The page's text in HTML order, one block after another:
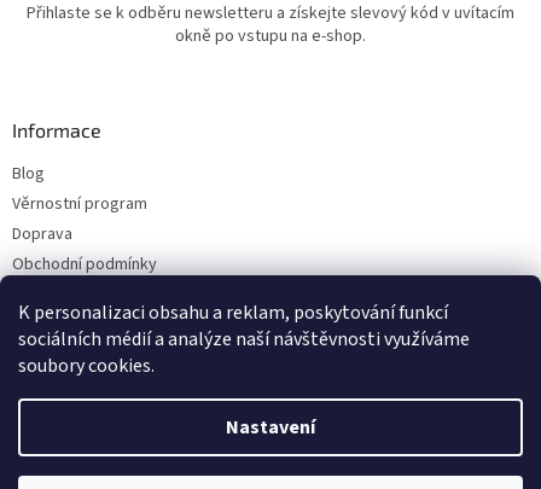
K personalizaci obsahu a reklam, poskytování funkcí
sociálních médií a analýze naší návštěvnosti využíváme
soubory cookies.
Nastavení
Přihlaste se k odběru newsletteru a získejte slevový kód v uvítacím
okně po vstupu na e-shop.
Informace
Blog
Věrnostní program
Doprava
Obchodní podmínky
Kontakty
Vytvořil Shoptet